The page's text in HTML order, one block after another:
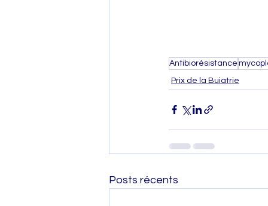
Antibiorésistance
Prix de la Buiatrie
Posts récents